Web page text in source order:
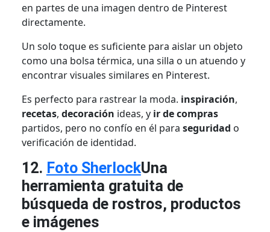
en partes de una imagen dentro de Pinterest
directamente.
Un solo toque es suficiente para aislar un objeto
como una bolsa térmica, una silla o un atuendo y
encontrar visuales similares en Pinterest.
Es perfecto para rastrear la moda. inspiración,
recetas, decoración ideas, y ir de compras
partidos, pero no confío en él para seguridad o
verificación de identidad.
12. Foto SherlockUna
herramienta gratuita de
búsqueda de rostros, productos
e imágenes